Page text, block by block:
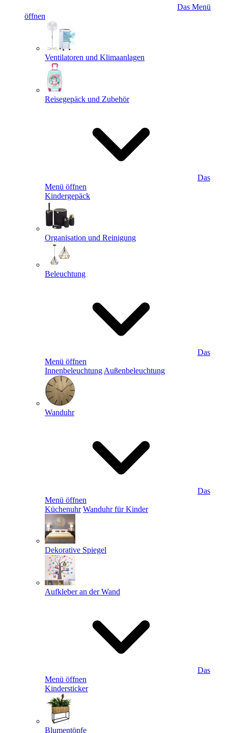
Das Menü
öffnen
Ventilatoren und Klimaanlagen
Reisegepäck und Zubehör
Das
Menü öffnen
Kindergepäck
Organisation und Reinigung
Beleuchtung
Das
Menü öffnen
Innenbeleuchtung Außenbeleuchtung
Wanduhr
Das
Menü öffnen
Küchenuhr Wanduhr für Kinder
Dekorative Spiegel
Aufkleber an der Wand
Das
Menü öffnen
Kindersticker
Blumentöpfe